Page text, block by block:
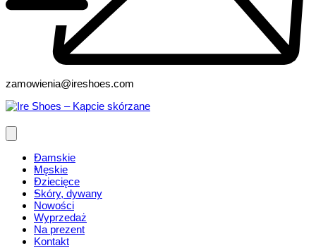
zamowienia@ireshoes.com
Damskie
Męskie
Dziecięce
Skóry, dywany
Nowości
Wyprzedaż
Na prezent
Kontakt